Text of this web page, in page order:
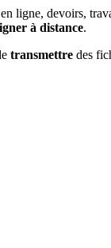
ligne, devoirs,
à distance.
transmettre des